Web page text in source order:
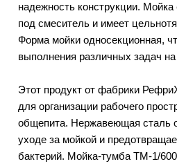
надежность конструкции.
под смеситель и имеет
Форма мойки односекционная,
выполнения различных задач на
Этот продукт от фабрики
для организации рабочего
общепита. Нержавеющая сталь
уходе за мойкой и
бактерий. Мойка-тумба ТМ-1/